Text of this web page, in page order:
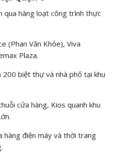
qua hàng loạt công trình thực
(Phan Văn Khỏe), Viva
Plaza.
biệt thự và nhà phố tại khu
cửa hàng, Kios quanh khu
điện máy và thời trang